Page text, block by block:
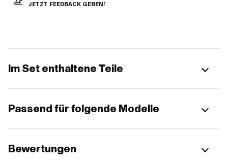
JETZT FEEDBACK GEBEN!
Im Set enthaltene Teile
Passend für folgende Modelle
Bewertungen